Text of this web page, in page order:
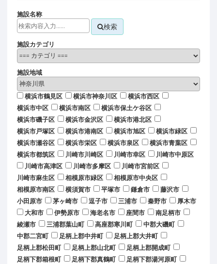
施設名称
検索
施設カテゴリ
施設地域
横浜市鶴見区 横浜市神奈川区
横浜市西区
横浜市中区
横浜市南区
横浜市保土ケ谷区
横浜市磯子区
横浜市金沢区
横浜市港北区
横浜市戸塚区
横浜市港南区 横浜市旭区
横浜市緑区
横浜市瀬谷区
横浜市栄区 横浜市泉区
横浜市青葉区
横浜市都筑区
川崎市川崎区 川崎市幸区
川崎市中原区
川崎市高津区
川崎市多摩区
川崎市宮前区
川崎市麻生区
相模原市緑区
相模原市中央区
相模原市南区
横須賀市 平塚市 鎌倉市
藤沢市
小田原市
茅ヶ崎市 逗子市 三浦市 秦野市
厚木市
大和市
伊勢原市 海老名市 座間市
南足柄市
綾瀬市
三浦郡葉山町 高座郡寒川町
中郡大磯町
中郡二宮町
足柄上郡中井町
足柄上郡大井町
足柄上郡松田町
足柄上郡山北町
足柄上郡開成町
足柄下郡箱根町
足柄下郡真鶴町 足柄下郡湯河原町